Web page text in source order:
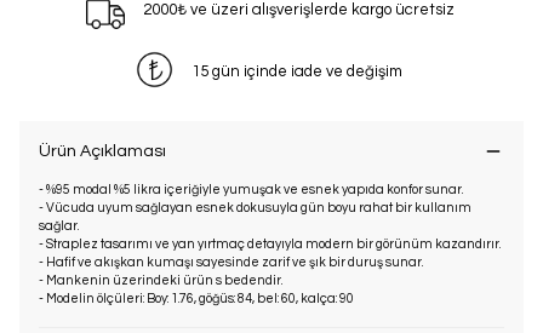
2000₺ ve üzeri alışverişlerde kargo ücretsiz
15 gün içinde iade ve değişim
Ürün Açıklaması
- %95 modal %5 likra içeriğiyle yumuşak ve esnek yapıda konfor sunar.
- Vücuda uyum sağlayan esnek dokusuyla gün boyu rahat bir kullanım
sağlar.
- Straplez tasarımı ve yan yırtmaç detayıyla modern bir görünüm kazandırır.
- Hafif ve akışkan kumaşı sayesinde zarif ve şık bir duruş sunar.
- Mankenin üzerindeki ürün s bedendir.
- Modelin ölçüleri: Boy: 1.76, göğüs: 84, bel: 60, kalça: 90